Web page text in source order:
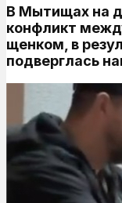
В Мытищах на
конфликт
щенком, в
подверглась